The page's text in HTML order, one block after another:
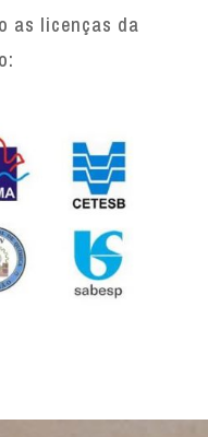
as licenças da